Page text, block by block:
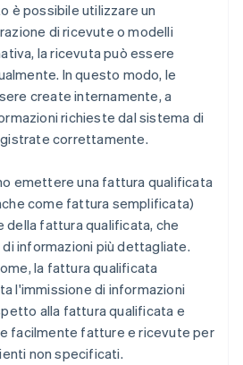
è possibile utilizzare un
di ricevute o modelli
la ricevuta può essere
In questo modo, le
create internamente, a
richieste dal sistema di
correttamente.
emettere una fattura qualificata
come fattura semplificata)
della fattura qualificata, che
informazioni più dettagliate.
la fattura qualificata
l'immissione di informazioni
alla fattura qualificata e
facilmente fatture e ricevute per
non specificati.